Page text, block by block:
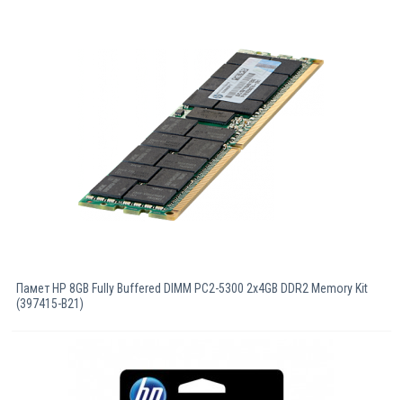
Памет HP 8GB Fully Buffered DIMM PC2-5300 2x4GB DDR2 Memory Kit
(397415-B21)